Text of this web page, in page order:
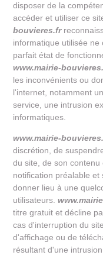
disposer de la
accéder et utiliser ce
bouvieres.fr
informatique utilisée
parfait état de
www.mairie-
les inconvénients ou
l'internet, notamment
service, une intrusion
informatiques.
www.mairie-
discrétion, de
du site, de son
notification préalable et
donner lieu à une
utilisateurs.
titre gratuit et décline
cas d'interruption du
d'affichage ou de
résultant d'une